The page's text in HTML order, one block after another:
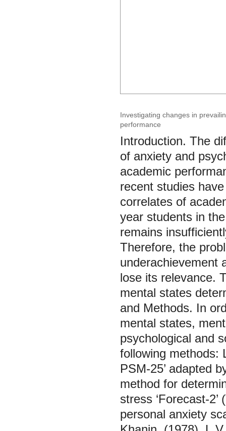
Investigating changes in
performance
Introduction. The
of anxiety and
academic
recent studies
correlates of
year students in
remains
Therefore, the
underachievement
lose its relevance.
mental states
and Methods. In
mental states,
psychological and
following methods:
PSM-25’ adapted
method for
stress ‘Forecast-
personal anxiety